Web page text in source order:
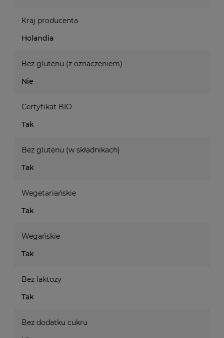
Kraj producenta
Holandia
Bez glutenu (z oznaczeniem)
Nie
Certyfikat BIO
Tak
Bez glutenu (w składnikach)
Tak
Wegetariańskie
Tak
Wegańskie
Tak
Bez laktozy
Tak
Bez dodatku cukru